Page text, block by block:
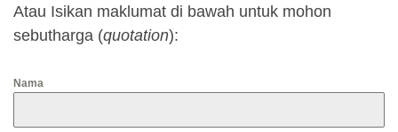
Atau Isikan maklumat di bawah untuk mohon
sebutharga (quotation):
Nama